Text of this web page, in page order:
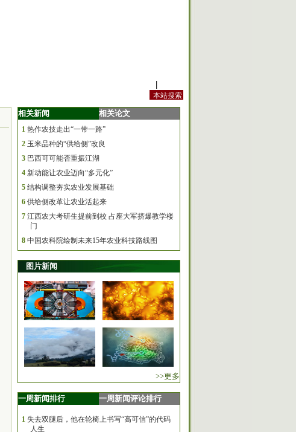
相关新闻 相关论文
1 热作农技走出“一带一路”
2 玉米品种的“供给侧”改良
3 巴西可可能否重振江湖
4 新动能让农业迈向“多元化”
5 结构调整夯实农业发展基础
6 供给侧改革让农业活起来
7 江西农大考研生提前到校 占座大军挤爆教学楼
门
8 中国农科院绘制未来15年农业科技路线图
图片新闻
>>更多
一周新闻排行 一周新闻评论排行
1 失去双腿后，他在轮椅上书写“高可信”的代码
人生